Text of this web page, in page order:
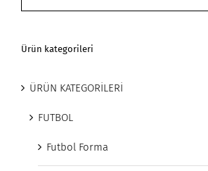
Ürün kategorileri
ÜRÜN KATEGORİLERİ
FUTBOL
Futbol Forma